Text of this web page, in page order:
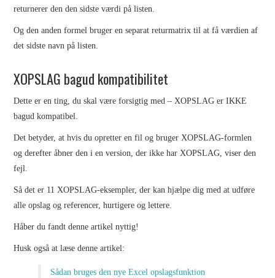
returnerer den den sidste værdi på listen.
Og den anden formel bruger en separat returmatrix til at få værdien af
det sidste navn på listen.
XOPSLAG bagud kompatibilitet
Dette er en ting, du skal være forsigtig med – XOPSLAG er IKKE
bagud kompatibel.
Det betyder, at hvis du opretter en fil og bruger XOPSLAG-formlen
og derefter åbner den i en version, der ikke har XOPSLAG, viser den
fejl.
Så det er 11 XOPSLAG-eksempler, der kan hjælpe dig med at udføre
alle opslag og referencer, hurtigere og lettere.
Håber du fandt denne artikel nyttig!
Husk også at læse denne artikel:
Sådan bruges den nye Excel opslagsfunktion